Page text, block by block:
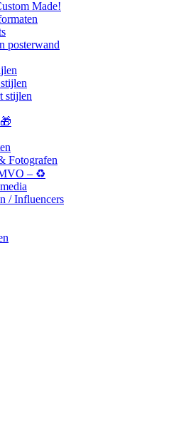
Made!
posterwand
stijlen
Fotografen
– ♻️
/ Influencers